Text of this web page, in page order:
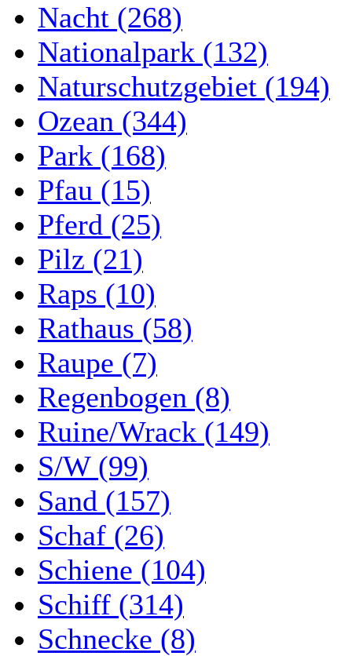
Nacht (268)
Nationalpark (132)
Naturschutzgebiet (194)
Ozean (344)
Park (168)
Pfau (15)
Pferd (25)
Pilz (21)
Raps (10)
Rathaus (58)
Raupe (7)
Regenbogen (8)
Ruine/Wrack (149)
S/W (99)
Sand (157)
Schaf (26)
Schiene (104)
Schiff (314)
Schnecke (8)